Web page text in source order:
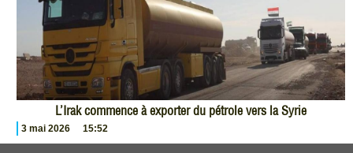
L’Irak commence à exporter du pétrole vers la Syrie
3 mai 2026 15:52